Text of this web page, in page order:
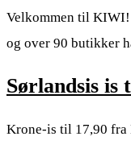
Velkommen til
og over 90 butikker
Sørlandsis is
Krone-is til 17,90 fra